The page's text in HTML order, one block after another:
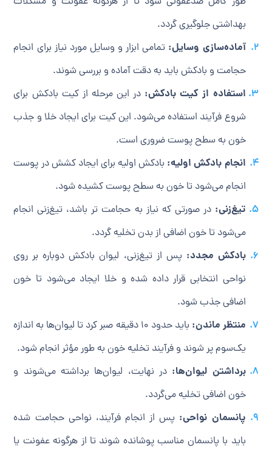
بهداشتی جلوگیری گردد.
آماده‌سازی وسایل: تمامی ابزار و وسایل مورد نیاز برای انجام
حجامت و بادکش باید به دقت آماده و بررسی شوند.
استفاده از کیت بادکش: در این مرحله از کیت بادکش برای
شروع فرآیند استفاده می‌شود. این کیت برای ایجاد خلا و جذب
خون به سطح پوست ضروری است.
انجام بادکش اولیه: بادکش اولیه برای ایجاد کشش در پوست
انجام می‌شود تا خون به سطح پوست کشیده شود.
تیغ‌زنی: در صورتی که نیاز به حجامت تر باشد، تیغ‌زنی انجام
می‌شود تا خون اضافی از بدن تخلیه گردد.
بادکش مجدد: پس از تیغ‌زنی، لیوان بادکش دوباره بر روی
نواحی انتخابی قرار داده شده و خلا ایجاد می‌شود تا خون
اضافی جذب شود.
منتظر ماندن:
باید حدود 10 دقیقه صبر کرد تا لیوان‌ها به اندازه
یک‌سوم پر شوند و فرآیند تخلیه خون به طور مؤثر انجام شود.
برداشتن لیوان‌ها: در نهایت، لیوان‌ها برداشته می‌شوند و
خون اضافی تخلیه می‌گردد.
پانسمان نواحی: پس از انجام فرآیند، نواحی حجامت شده
باید با پانسمان مناسب پوشانده شوند تا از هرگونه عفونت یا